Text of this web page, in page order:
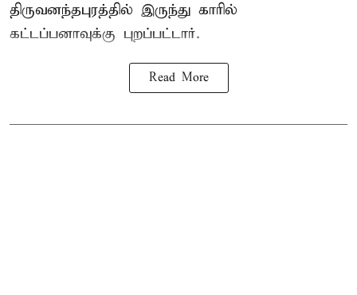
திருவனந்தபுரத்தில் இருந்து காரில்
கட்டப்பனாவுக்கு புறப்பட்டார்.
Read More